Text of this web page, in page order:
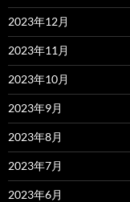
2023年12月
2023年11月
2023年10月
2023年9月
2023年8月
2023年7月
2023年6月